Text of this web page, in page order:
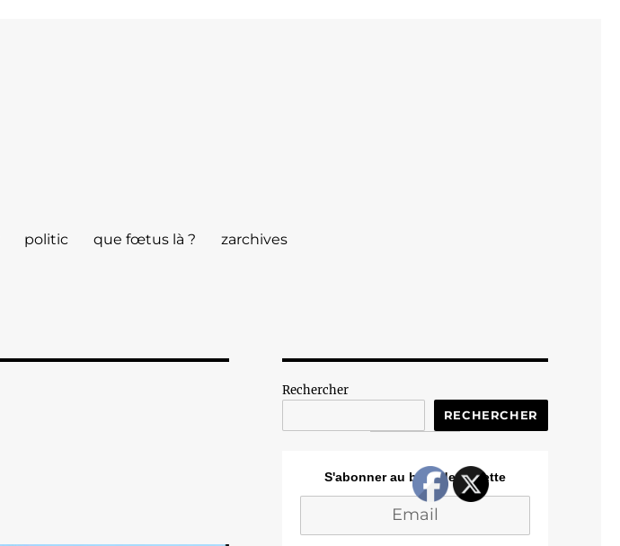
politic que fœtus là ? zarchives
Rechercher
RECHERCHER
S'abonner au blog de Cozette